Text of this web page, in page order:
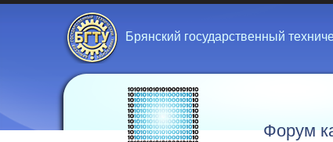
Брянский государственный
Форум